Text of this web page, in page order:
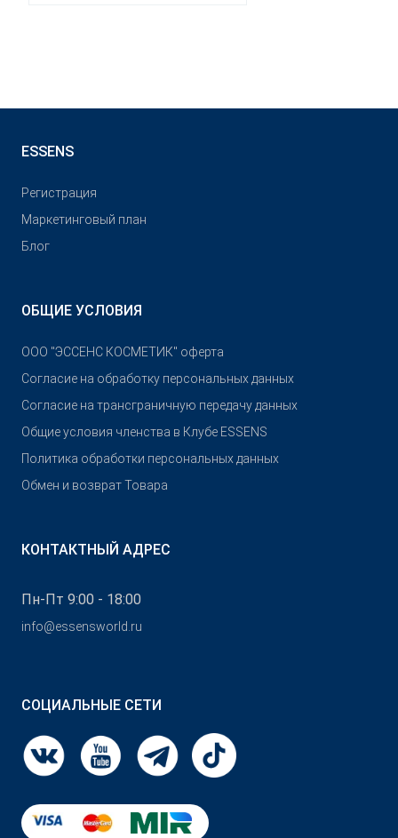
ESSENS
Pегистрация
Маркетинговый план
Блог
ОБЩИЕ УСЛОВИЯ
OOO "ЭССЕНС КОСМЕТИК" оферта
Согласие на обработку персональных данных
Согласие на трансграничную передачу данных
Общие условия членства в Клубе ESSENS
Политика обработки персональных данных
Обмен и возврат Товара
КОНТАКТНЫЙ АДРЕС
Пн-Пт 9:00 - 18:00
info@essensworld.ru
СОЦИАЛЬНЫЕ СЕТИ